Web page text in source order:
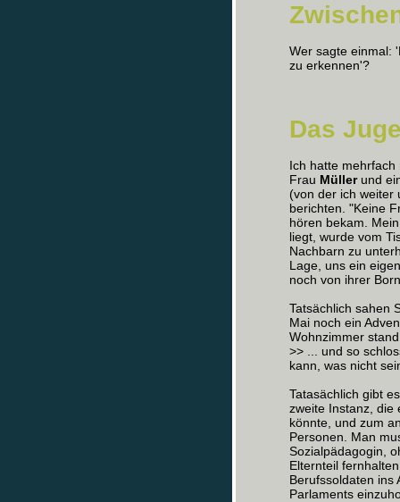
Wer sagte einmal:
zu erkennen'?
Das
Ich hatte
Frau Müllerund
(von der ich weiter
berichten. "Keine
hören bekam.
liegt, wurde vom
Nachbarn zu
Lage, uns ein
noch von ihrer
Tatsächlich sahen
Mai noch ein
Wohnzimmer
>> ... und so
kann, was nicht
Tatasächlich gibt
zweite Instanz, die
könnte, und zum
Personen. Man
Sozialpädagogin,
Elternteil
Berufssoldaten ins
Parlaments